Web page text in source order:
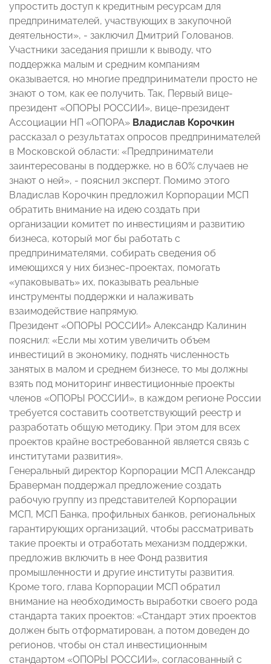
упростить доступ к кредитным ресурсам для
предпринимателей, участвующих в закупочной
деятельности», - заключил Дмитрий Голованов.
Участники заседания пришли к выводу, что
поддержка малым и средним компаниям
оказывается, но многие предприниматели просто не
знают о том, как ее получить. Так, Первый вице-
президент «ОПОРЫ РОССИИ», вице-президент
Ассоциации НП «ОПОРА» Владислав Корочкин
рассказал о результатах опросов предпринимателей
в Московской области: «Предприниматели
заинтересованы в поддержке, но в 60% случаев не
знают о ней», - пояснил эксперт. Помимо этого
Владислав Корочкин предложил Корпорации МСП
обратить внимание на идею создать при
организации комитет по инвестициям и развитию
бизнеса, который мог бы работать с
предпринимателями, собирать сведения об
имеющихся у них бизнес-проектах, помогать
«упаковывать» их, показывать реальные
инструменты поддержки и налаживать
взаимодействие напрямую.
Президент «ОПОРЫ РОССИИ» Александр Калинин
пояснил: «Если мы хотим увеличить объем
инвестиций в экономику, поднять численность
занятых в малом и среднем бизнесе, то мы должны
взять под мониторинг инвестиционные проекты
членов «ОПОРЫ РОССИИ», в каждом регионе России
требуется составить соответствующий реестр и
разработать общую методику. При этом для всех
проектов крайне востребованной является связь с
институтами развития».
Генеральный директор Корпорации МСП Александр
Браверман поддержал предложение создать
рабочую группу из представителей Корпорации
МСП, МСП Банка, профильных банков, региональных
гарантирующих организаций, чтобы рассматривать
такие проекты и отработать механизм поддержки,
предложив включить в нее Фонд развития
промышленности и другие институты развития.
Кроме того, глава Корпорации МСП обратил
внимание на необходимость выработки своего рода
стандарта таких проектов: «Стандарт этих проектов
должен быть отформатирован, а потом доведен до
регионов, чтобы он стал инвестиционным
стандартом «ОПОРЫ РОССИИ», согласованный с